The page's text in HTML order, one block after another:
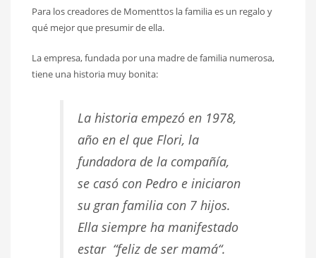
Para los creadores de Momenttos la familia es un regalo y
qué mejor que presumir de ella.
La empresa, fundada por una madre de familia numerosa,
tiene una historia muy bonita:
La historia empezó en 1978,
año en el que Flori, la
fundadora de la compañía,
se casó con Pedro e iniciaron
su gran familia con 7 hijos.
Ella siempre ha manifestado
estar “feliz de ser mamá“.